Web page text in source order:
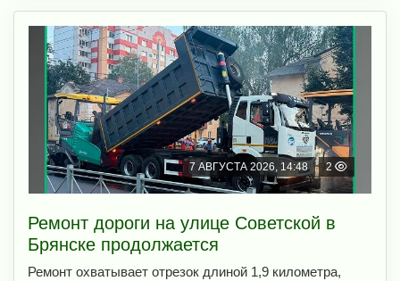
7 АВГУСТА 2026, 14:48 2
Ремонт дороги на улице Советской в
Брянске продолжается
Ремонт охватывает отрезок длиной 1,9 километра,